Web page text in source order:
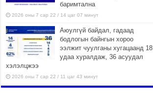
баримтална
2026 оны 7 сар 22 / 14 цаг 07 минут
Аюулгүй байдал, гадаад
бодлогын байнгын хороо
ээлжит чуулганы хугацаанд 18
удаа хуралдаж, 36 асуудал
хэлэлцжээ
2026 оны 7 сар 22 / 11 цаг 43 минут